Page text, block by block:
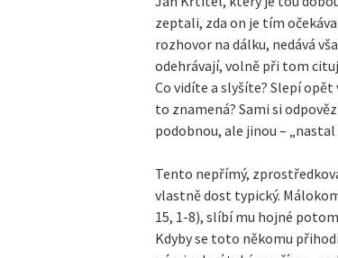
zeptali, zda on je tím
rozhovor na dálku, nedává
odehrávají, volně při tom
Co vidíte a slyšíte? Slepí
to znamená? Sami si
podobnou, ale jinou – „nastal
Tento nepřímý,
vlastně dost typický.
15, 1-8), slíbí mu hojné
Kdyby se toto někomu